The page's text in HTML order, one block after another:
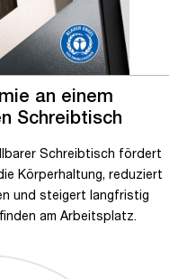
an einem
Schreibtisch
Schreibtisch fördert
Körperhaltung, reduziert
und steigert langfristig
am Arbeitsplatz.